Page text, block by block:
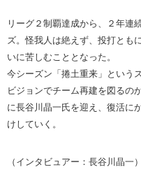
リーグ２制覇達成から、２年連
ズ。怪我人は絶えず、投打とも
いに苦しむこととなった。
今シーズン「捲土重来」という
ビジョンでチーム再建を図るの
に長谷川晶一氏を迎え、復活に
けしていく。
（インタビュアー：長谷川晶一）